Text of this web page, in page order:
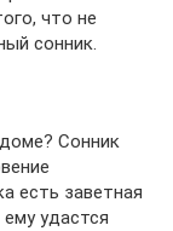
что не
сонник.
Сонник
есть заветная
удастся